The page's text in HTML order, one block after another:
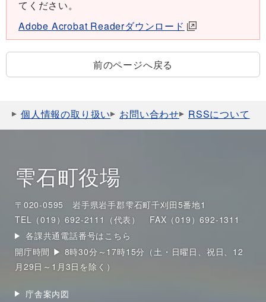
てください。
Adobe Acrobat Readerダウンロード
前のページへ戻る
個人情報の取り扱い お問い合わせ RSSについて
雫石町役場
〒020-0595 岩手県岩手郡雫石町千刈田5番地1
TEL（019）692-2111（代表）
FAX（019）692-1311
各課共通電話番号はこちら
開庁時間 ▶ 8時30分～17時15分（土・日曜日、祝日、12
月29日～1月3日を除く）
庁舎案内図